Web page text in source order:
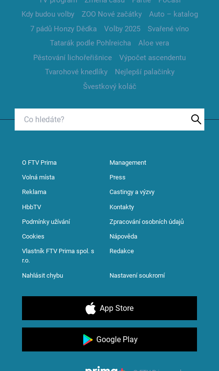
Kdy budou volby
ZOO Nové začátky
Auto – katalog
7 pádů Honzy Dědka
Volby 2025
Svařené víno
Tatarák podle Pohlreicha
Aloe vera
Pěstování lichořeřišnice
Výpočet ascendentu
Tvarohové knedlíky
Nejlepší palačinky
Švestkový koláč
O FTV Prima Management
Volná místa Press
Reklama Castingy a výzvy
HbbTV Kontakty
Podmínky užívání Zpracování osobních údajů
Cookies Nápověda
Vlastník FTV Prima spol. s
r.o.
Redakce
Nahlásit chybu Nastavení soukromí
App Store
Google Play